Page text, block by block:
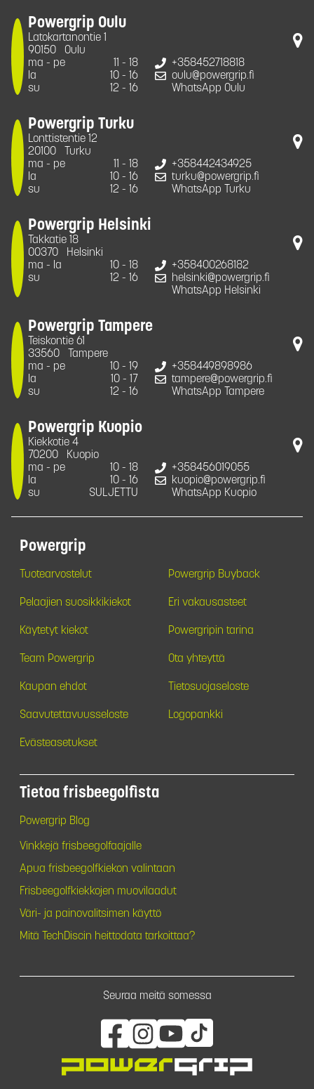
Powergrip Oulu
Latokartanontie 1
90150
Oulu
ma - pe
11 - 18
la
10 - 16
su
12 - 16
+358452718818
oulu@powergrip.fi
WhatsApp Oulu
Powergrip Turku
Lonttistentie 12
20100
Turku
ma - pe
11 - 18
la
10 - 16
su
12 - 16
+358442434925
turku@powergrip.fi
WhatsApp Turku
Powergrip Helsinki
Takkatie 18
00370
Helsinki
ma - la
10 - 18
su
12 - 16
+358400268182
helsinki@powergrip.fi
WhatsApp Helsinki
Powergrip Tampere
Teiskontie 61
33560
Tampere
ma - pe
10 - 19
la
10 - 17
su
12 - 16
+358449898986
tampere@powergrip.fi
WhatsApp Tampere
Powergrip Kuopio
Kiekkotie 4
70200
Kuopio
ma - pe
10 - 18
la
10 - 16
su
SULJETTU
+358456019055
kuopio@powergrip.fi
WhatsApp Kuopio
Powergrip
Tuotearvostelut Powergrip Buyback
Pelaajien suosikkikiekot Eri vakausasteet
Käytetyt kiekot Powergripin tarina
Team Powergrip Ota yhteyttä
Kaupan ehdot Tietosuojaseloste
Saavutettavuusseloste Logopankki
Evästeasetukset
Tietoa frisbeegolfista
Powergrip Blog
Vinkkejä frisbeegolfaajalle
Apua frisbeegolfkiekon valintaan
Frisbeegolfkiekkojen muovilaadut
Väri- ja painovalitsimen käyttö
Mitä TechDiscin heittodata tarkoittaa?
Seuraa meitä somessa